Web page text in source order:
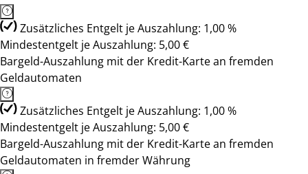
Zusätzliches Entgelt je Auszahlung: 1,00 %
Mindestentgelt je Auszahlung: 5,00 €
Bargeld-Auszahlung mit der Kredit-Karte an fremden
Geldautomaten
Zusätzliches Entgelt je Auszahlung: 1,00 %
Mindestentgelt je Auszahlung: 5,00 €
Bargeld-Auszahlung mit der Kredit-Karte an fremden
Geldautomaten in fremder Währung